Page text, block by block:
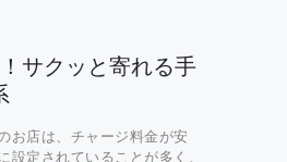
サクッと寄れる手
お店は、チャージ料金が安
設定されていることが多く、